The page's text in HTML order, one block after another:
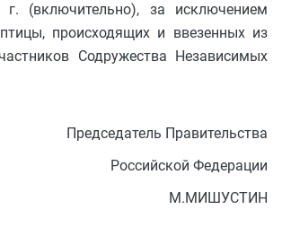
г. (включительно), за исключением
происходящих и ввезенных из
Содружества Независимых
Председатель Правительства
Российской Федерации
М.МИШУСТИН